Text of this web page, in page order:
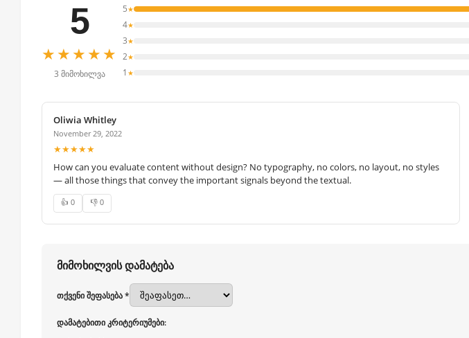
5
★★★★★
3 მიმოხილვა
5★
4★
3★
2★
1 ★
Oliwia Whitley
November 29, 2022
★★★★★
How can you evaluate content without design? No typography, no colors, no layout, no styles
— all those things that convey the important signals beyond the textual.
👍 0 👎 0
მიმოხილვის დამატება
თქვენი შეფასება *
დამატებითი კრიტერიუმები: